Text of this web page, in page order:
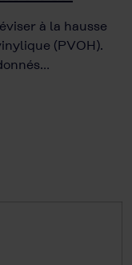
à la hausse
(PVOH).